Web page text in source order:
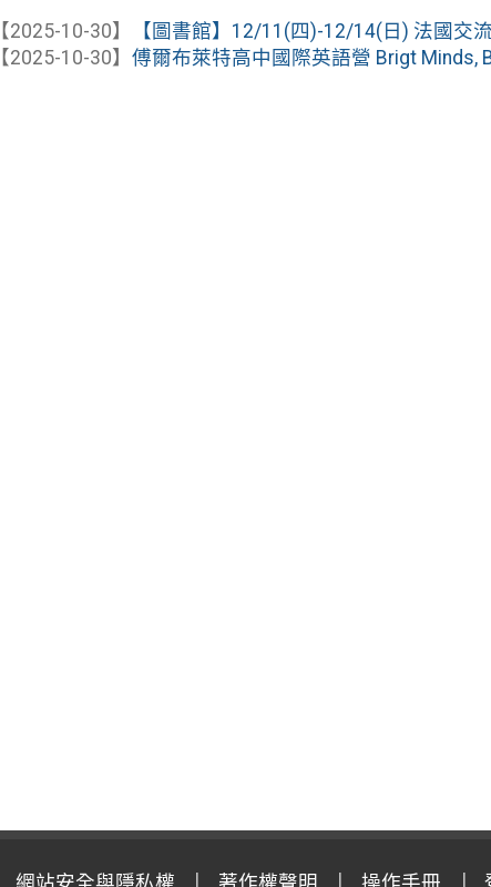
【2025-10-30】
【圖書館】12/11(四)-12/14(日) 法國交
【2025-10-30】傅爾布萊特高中國際英語營 Brigt Minds,